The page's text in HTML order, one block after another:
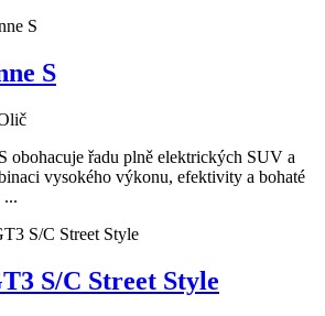
S
obohacuje řadu plně elektrických SUV a
vysokého výkonu, efektivity a bohaté
...
S/C Street Style